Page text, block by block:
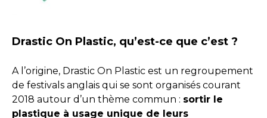
Drastic On Plastic, qu’est-ce que c’est ?
A l’origine, Drastic On Plastic est un regroupement
de festivals anglais qui se sont organisés courant
2018 autour d’un thème commun : sortir le
plastique à usage unique de leurs